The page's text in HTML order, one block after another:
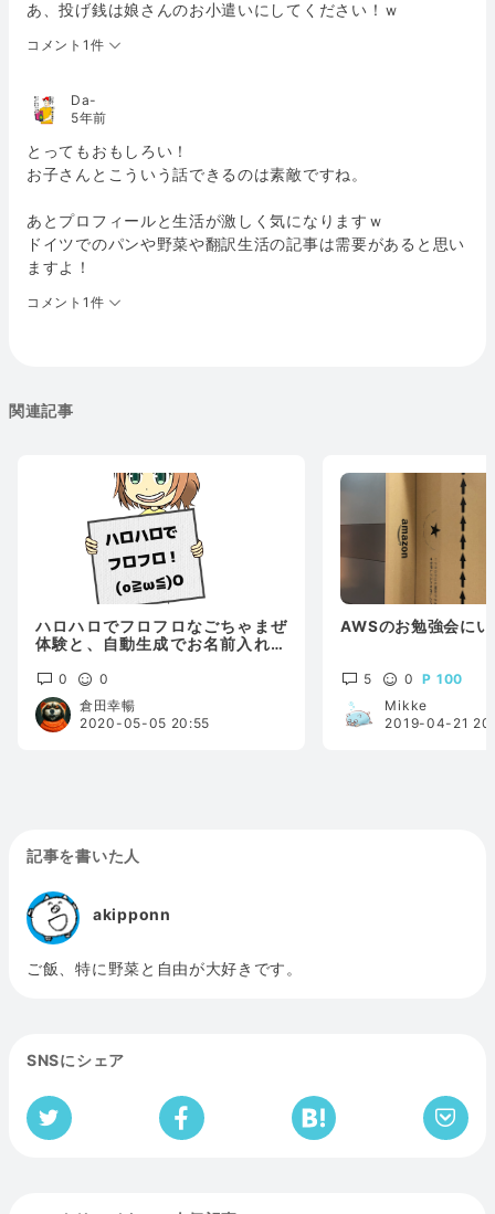
あ、投げ銭は娘さんのお小遣いにしてください！ｗ
コメント1件
Da-
5年前
とってもおもしろい！
お子さんとこういう話できるのは素敵ですね。
あとプロフィールと生活が激しく気になりますｗ
ドイツでのパンや野菜や翻訳生活の記事は需要があると思い
ますよ！
コメント1件
関連記事
ハロハロでフロフロなごちゃまぜ
体験と、自動生成でお名前入れち
0
0
倉田幸暢
2020-05-05 20:55
AWSのお勉強会に
5 0
100
Mikke
2019-04-21
記事を書いた人
akipponn
ご飯、特に野菜と自由が大好きです。
SNSにシェア